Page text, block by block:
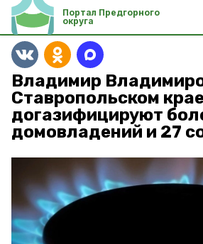
Портал Предгорного
округа
Владимир
Ставропольском
догазифицируют
домовладений и 27